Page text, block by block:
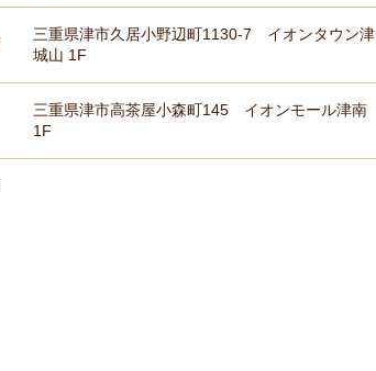
三重県津市久居小野辺町1130-7 イオンタウン津
城山 1F
三重県津市高茶屋小森町145 イオンモール津南
1F